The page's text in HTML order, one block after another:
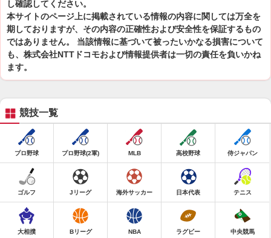
し確認してください。
本サイトのページ上に掲載されている情報の内容に関しては万全を
期しておりますが、その内容の正確性および安全性を保証するもの
ではありません。 当該情報に基づいて被ったいかなる損害について
も、株式会社NTTドコモおよび情報提供者は一切の責任を負いかね
ます。
競技一覧
プロ野球 プロ野球(2軍) MLB 高校野球 侍ジャパン
ゴルフ Jリーグ 海外サッカー 日本代表 テニス
大相撲 Bリーグ NBA ラグビー 中央競馬